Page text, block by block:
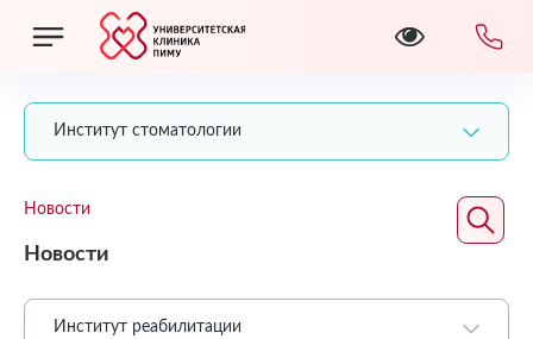
Институт стоматологии
Новости
Новости
Институт реабилитации